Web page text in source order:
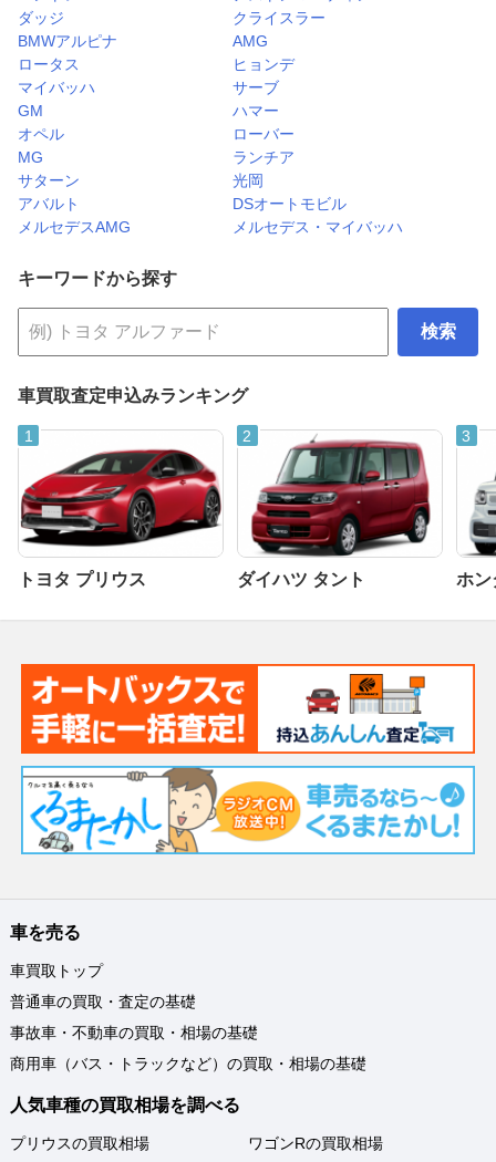
ダッジ
クライスラー
BMWアルピナ
AMG
ロータス
ヒョンデ
マイバッハ
サーブ
GM
ハマー
オペル
ローバー
MG
ランチア
サターン
光岡
アバルト
DSオートモビル
メルセデスAMG
メルセデス・マイバッハ
キーワードから探す
検索
車買取査定申込みランキング
トヨタ プリウス ダイハツ タント ホン
車を売る
車買取トップ
普通車の買取・査定の基礎
事故車・不動車の買取・相場の基礎
商用車（バス・トラックなど）の買取・相場の基礎
人気車種の買取相場を調べる
プリウスの買取相場
ワゴンRの買取相場